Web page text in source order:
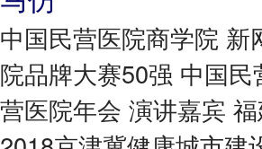
中国民营医院商学院
院品牌大赛50强 中国
营医院年会 演讲嘉宾